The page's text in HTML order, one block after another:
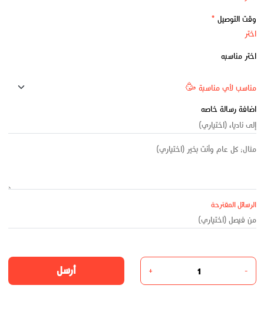
وقت التوصيل *
اختر مناسبه
اضافة رسالة خاصه
الرسائل المقترحة
-
+ أرسل